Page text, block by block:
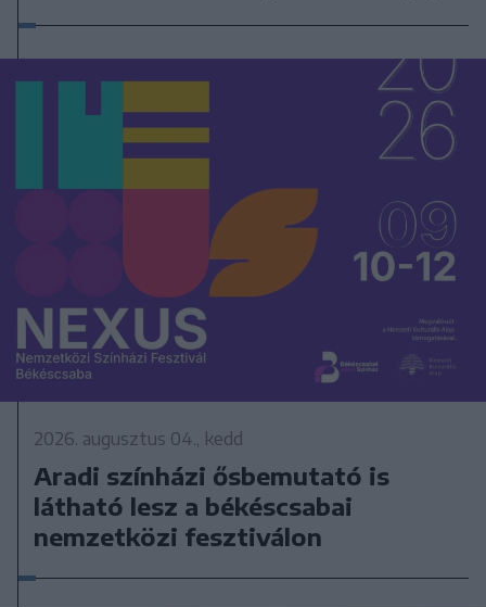
2026. augusztus 04., kedd
Aradi színházi ősbemutató is
látható lesz a békéscsabai
nemzetközi fesztiválon